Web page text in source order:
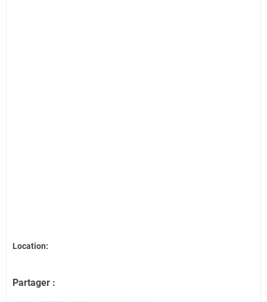
Location:
Partager :